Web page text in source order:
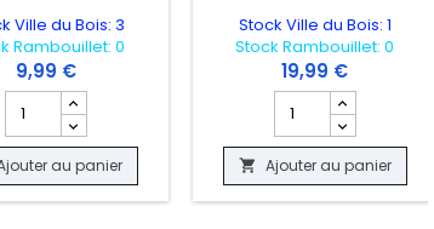
- PSYDUCK REVERSE 70/109 - EX TEAM
Ville du Bois: 3
Rambouillet: 0
9,99 €
Champ quantité du produit CARTE POKEMON -
au panier
Stock Ville du Bois: 1
Stock Rambouillet: 0
19,99 €
Champ quantité du
 Ajouter au panier